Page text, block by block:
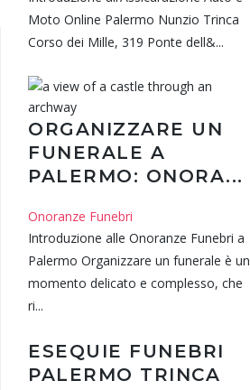
Moto Online Palermo Nunzio Trinca
Corso dei Mille, 319 Ponte dell&...
ORGANIZZARE UN
FUNERALE A
PALERMO: ONORA...
Onoranze Funebri
Introduzione alle Onoranze Funebri a
Palermo Organizzare un funerale è un
momento delicato e complesso, che
ri...
ESEQUIE FUNEBRI
PALERMO TRINCA